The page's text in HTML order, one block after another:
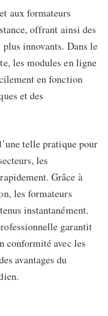
aux formateurs
offrant ainsi des
innovants. Dans le
les modules en ligne
en fonction
et des
telle pratique pour
les
Grâce à
les formateurs
instantanément.
garantit
conformité avec les
avantages du